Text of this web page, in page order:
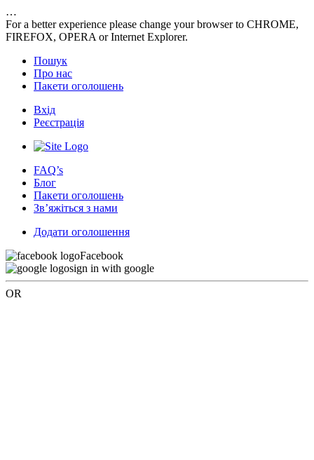
…
For a better experience please change your browser to CHROME,
FIREFOX, OPERA or Internet Explorer.
Пошук
Про нас
Пакети оголошень
Вхід
Реєстрація
FAQ’s
Блог
Пакети оголошень
Зв’яжіться з нами
Додати оголошення
Facebook
sign in with google
OR